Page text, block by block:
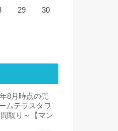
29
30
8月時点の売
ムテラスタワ
取り～【マン